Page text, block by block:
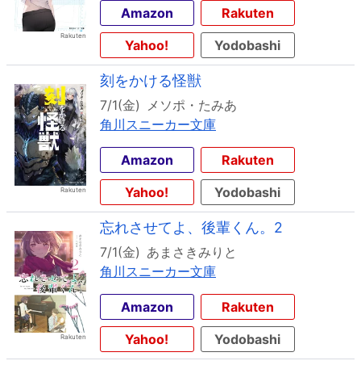
Amazon
Rakuten
Yahoo!
Yodobashi
刻をかける怪獣
7/1(金) メソポ・たみあ
角川スニーカー文庫
Amazon
Rakuten
Yahoo!
Yodobashi
忘れさせてよ、後輩くん。2
7/1(金) あまさきみりと
角川スニーカー文庫
Amazon
Rakuten
Yahoo!
Yodobashi